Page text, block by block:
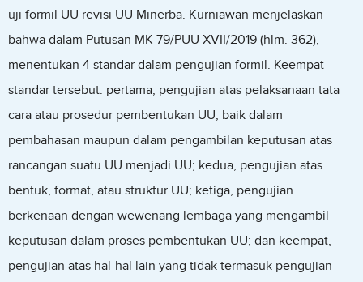
uji formil UU revisi UU Minerba. Kurniawan menjelaskan
bahwa dalam Putusan MK 79/PUU-XVII/2019 (hlm. 362),
menentukan 4 standar dalam pengujian formil. Keempat
standar tersebut: pertama, pengujian atas pelaksanaan tata
cara atau prosedur pembentukan UU, baik dalam
pembahasan maupun dalam pengambilan keputusan atas
rancangan suatu UU menjadi UU; kedua, pengujian atas
bentuk, format, atau struktur UU; ketiga, pengujian
berkenaan dengan wewenang lembaga yang mengambil
keputusan dalam proses pembentukan UU; dan keempat,
pengujian atas hal-hal lain yang tidak termasuk pengujian